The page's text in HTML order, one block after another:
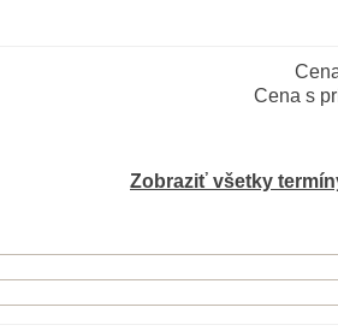
Cena s
Zobraziť všetky